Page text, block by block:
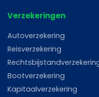
Verzekeringen
Autoverzekering
Reisverzekering
Bootverzekering
Kapitaalverzekering